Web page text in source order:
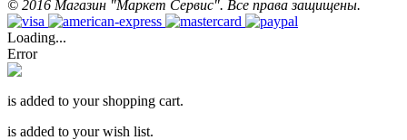
© 2016 Магазин "Маркет Сервис". Все права защищены.
Loading...
Error
is added to your shopping cart.
is added to your wish list.